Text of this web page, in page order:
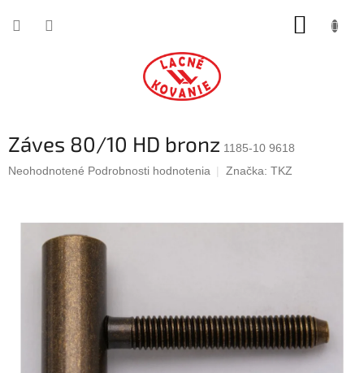
Záves 80/10 HD bronz 1185-10 9618
Priemerné
hviezdičiek.
Neohodnotené Podrobnosti hodnotenia Značka: TKZ